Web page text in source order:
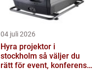
04 juli 2026
Hyra projektor i
stockholm så väljer du
rätt för event, konferens